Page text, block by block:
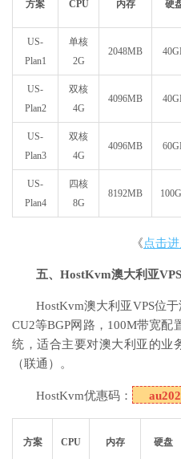
方案 CPU 内存 硬
US-
Plan1
单核
2G
2048MB
US-
Plan2
双核
4G
4096MB
US-
Plan3
双核
4G
4096MB
US-
Plan4
四核
8G
8192MB
《点击
五、HostKvm澳大利亚
HostKvm澳大利亚VPS位
CU2等BGP网路，100M带宽配
统，适合主要对澳大利亚的业
（联通）。
HostKvm优惠码：
方案 CPU 内存 硬盘